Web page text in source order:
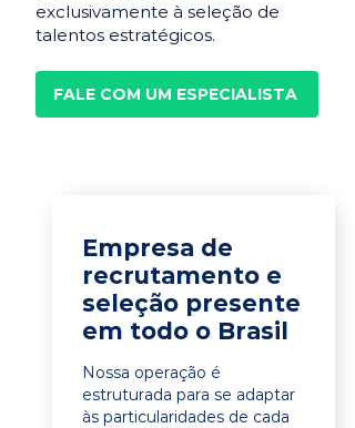
exclusivamente à seleção de
talentos estratégicos.
FALE COM UM ESPECIALISTA
Empresa de
recrutamento e
seleção presente
em todo o Brasil
Nossa operação é
estruturada para se adaptar
às particularidades de cada